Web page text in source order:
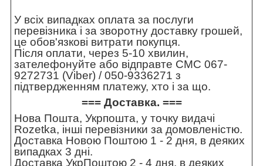
У всіх випадках оплата за послуги
перевізника і за зворотну доставку грошей,
це обов'язкові витрати покупця.
Після оплати, через 5-10 хвилин,
зателефонуйте або відправте СМС 067-
9272731 (Viber) / 050-9336271 з
підтвердженням платежу, хто і за що.
=== Доставка. ===
Нова Пошта, Укрпошта, у точку видачі
Rozetka, інші перевізники за домовленістю.
Доставка Новою Поштою 1 - 2 дня, в деяких
випадках 3 дні.
Доставка УкрПоштою 2 - 4 дня, в деяких